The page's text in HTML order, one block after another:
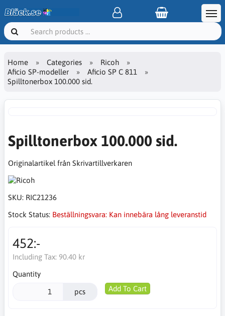
Home Categories
Ricoh
Aficio SP-modeller
Aficio SP C 811
Spilltonerbox 100.000 sid.
Spilltonerbox 100.000 sid.
Originalartikel från Skrivartillverkaren
SKU: RIC21236
Stock Status: Beställningsvara: Kan innebära lång leveranstid
452:-
Including Tax: 90.40 kr
Quantity
pcs Add To Cart